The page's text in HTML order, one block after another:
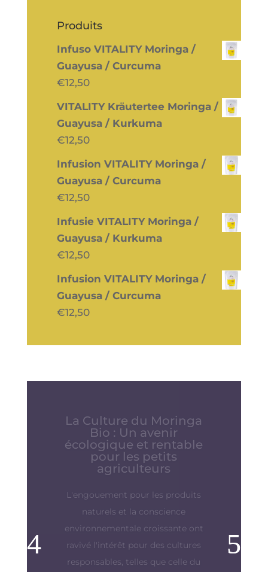
Produits
Infuso VITALITY Moringa /
Guayusa / Curcuma
€12,50
VITALITY Kräutertee Moringa /
Guayusa / Kurkuma
€12,50
Infusion VITALITY Moringa /
Guayusa / Curcuma
€12,50
Infusie VITALITY Moringa /
Guayusa / Kurkuma
€12,50
Infusion VITALITY Moringa /
Guayusa / Curcuma
€12,50
Les bienfaits du Moringa
et de l’Acérola : Deux
superaliments à
découvrir
Dans un monde en perpétuelle quête
de bien-être et de santé, les
superaliments ont gagné une place
de choix dans notre alimentation et
nos conversations. Parmi ces